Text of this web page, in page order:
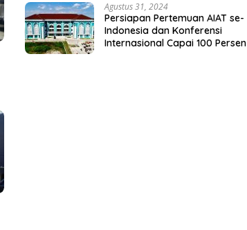
Agustus 31, 2024
Persiapan Pertemuan AIAT se-
Indonesia dan Konferensi
Internasional Capai 100 Persen